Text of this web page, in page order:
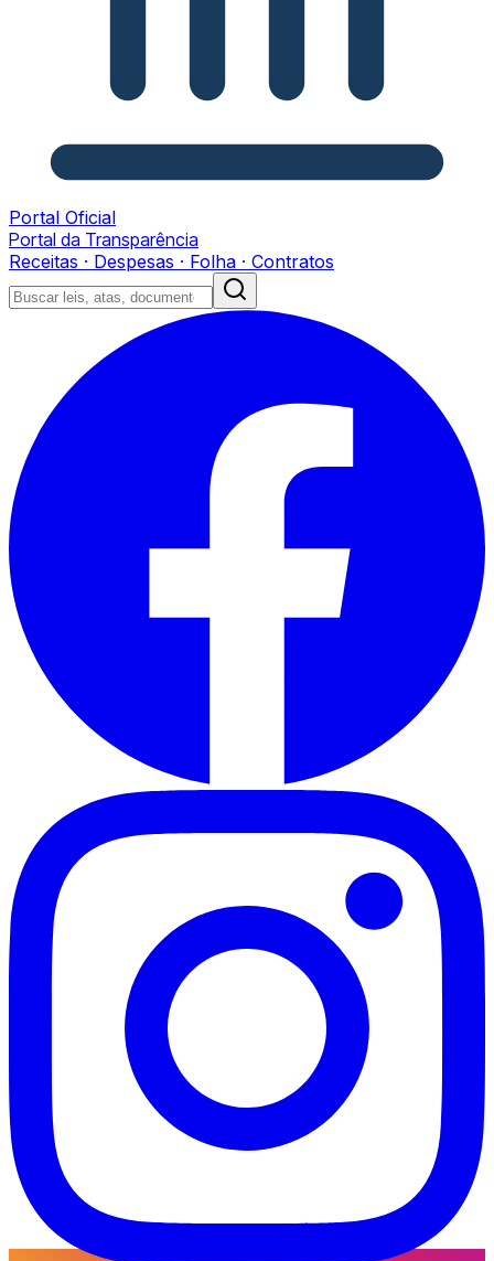
Portal Oficial
Portal da Transparência
Receitas · Despesas · Folha · Contratos